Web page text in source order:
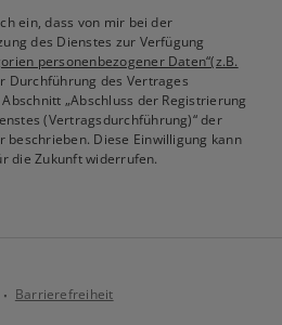
ein, dass von mir bei der
des Dienstes zur Verfügung
personenbezogener Daten“(z.B.
Durchführung des Vertrages
„Abschluss der Registrierung
(Vertragsdurchführung)“ der
beschrieben. Diese Einwilligung kann
die Zukunft widerrufen.
Barrierefreiheit